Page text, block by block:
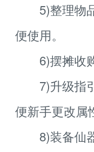
5)整理物品
便使用。
6)摆摊收购
7)升级指引
便新手更改属
8)装备仙器